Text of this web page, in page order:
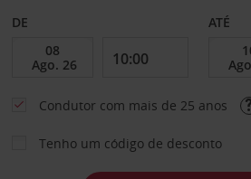
DE ATÉ
Condutor com mais de 25 anos
Tenho um código de desconto